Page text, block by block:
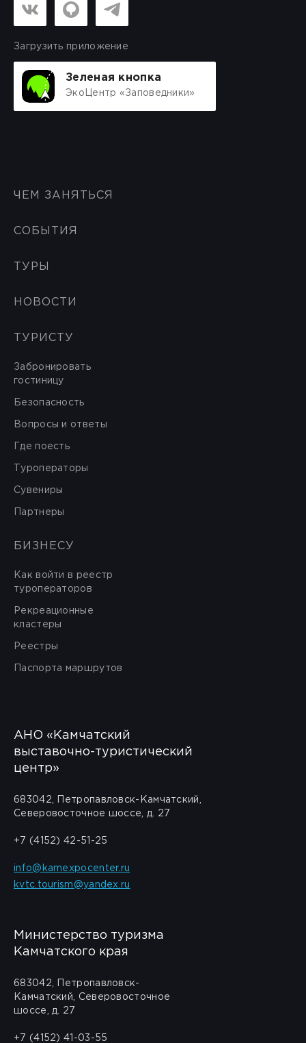
Загрузить приложение
Зеленая кнопка
ЭкоЦентр «Заповедники»
ЧЕМ ЗАНЯТЬСЯ
СОБЫТИЯ
ТУРЫ
НОВОСТИ
ТУРИСТУ
Забронировать
гостиницу
Безопасность
Вопросы и ответы
Где поесть
Туроператоры
Сувениры
Партнеры
БИЗНЕСУ
Как войти в реестр
туроператоров
Рекреационные
кластеры
Реестры
Паспорта маршрутов
АНО «Камчатский
выставочно-туристический
центр»
683042, Петропавловск-Камчатский,
Северовосточное шоссе, д. 27
+7 (4152) 42-51-25
info@kamexpocenter.ru
kvtc.tourism@yandex.ru
Министерство туризма
Камчатского края
683042, Петропавловск-
Камчатский, Северовосточное
шоссе, д. 27
+7 (4152) 41-03-55